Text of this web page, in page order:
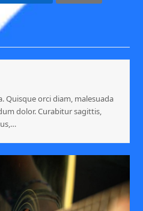
Quisque orci diam, malesuada
dolor. Curabitur sagittis,